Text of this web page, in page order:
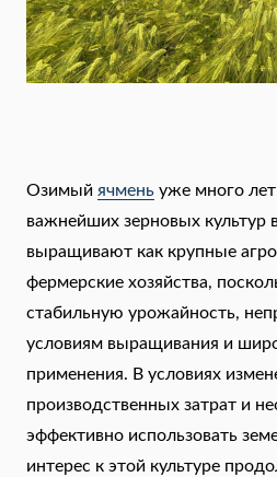
Озимый ячмень уже много
важнейших зерновых культур
выращивают как крупные
фермерские хозяйства,
стабильную урожайность,
условиям выращивания и
применения. В условиях
производственных затрат и
эффективно использовать
интерес к этой культуре